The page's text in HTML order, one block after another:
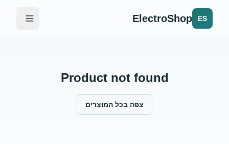
ES
ElectroShop
Product not found
צפה בכל המוצרים